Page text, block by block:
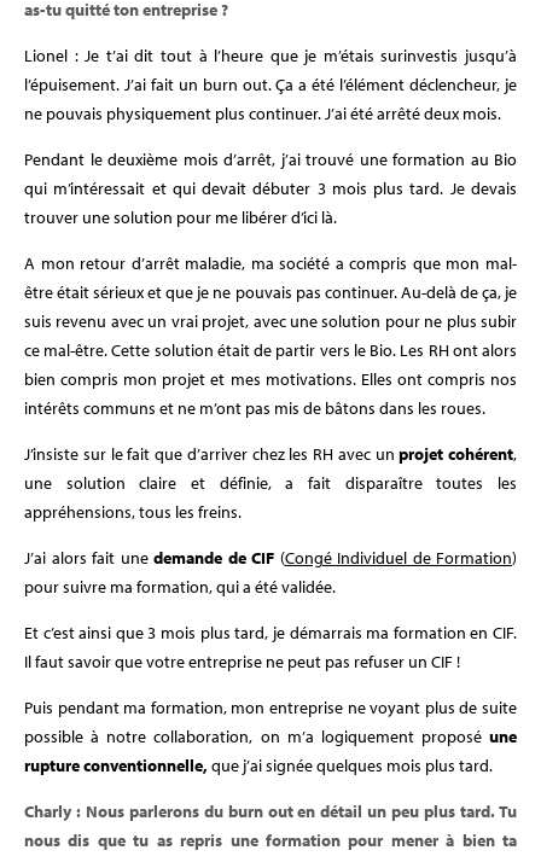
as-tu quitté ton entreprise ?
Lionel : Je t’ai dit tout à l’heure que je m’étais surinvestis jusqu’à
l’épuisement. J’ai fait un burn out. Ça a été l’élément déclencheur, je
ne pouvais physiquement plus continuer. J’ai été arrêté deux mois.
Pendant le deuxième mois d’arrêt, j’ai trouvé une formation au Bio
qui m’intéressait et qui devait débuter 3 mois plus tard. Je devais
trouver une solution pour me libérer d’ici là.
A mon retour d’arrêt maladie, ma société a compris que mon mal-
être était sérieux et que je ne pouvais pas continuer. Au-delà de ça, je
suis revenu avec un vrai projet, avec une solution pour ne plus subir
ce mal-être. Cette solution était de partir vers le Bio. Les RH ont alors
bien compris mon projet et mes motivations. Elles ont compris nos
intérêts communs et ne m’ont pas mis de bâtons dans les roues.
J’insiste sur le fait que d’arriver chez les RH avec un projet cohérent,
une solution claire et définie, a fait disparaître toutes les
appréhensions, tous les freins.
J’ai alors fait une demande de CIF (Congé Individuel de Formation)
pour suivre ma formation, qui a été validée.
Et c’est ainsi que 3 mois plus tard, je démarrais ma formation en CIF.
Il faut savoir que votre entreprise ne peut pas refuser un CIF !
Puis pendant ma formation, mon entreprise ne voyant plus de suite
possible à notre collaboration, on m’a logiquement proposé une
rupture conventionnelle, que j’ai signée quelques mois plus tard.
Charly : Nous parlerons du burn out en détail un peu plus tard. Tu
nous dis que tu as repris une formation pour mener à bien ta